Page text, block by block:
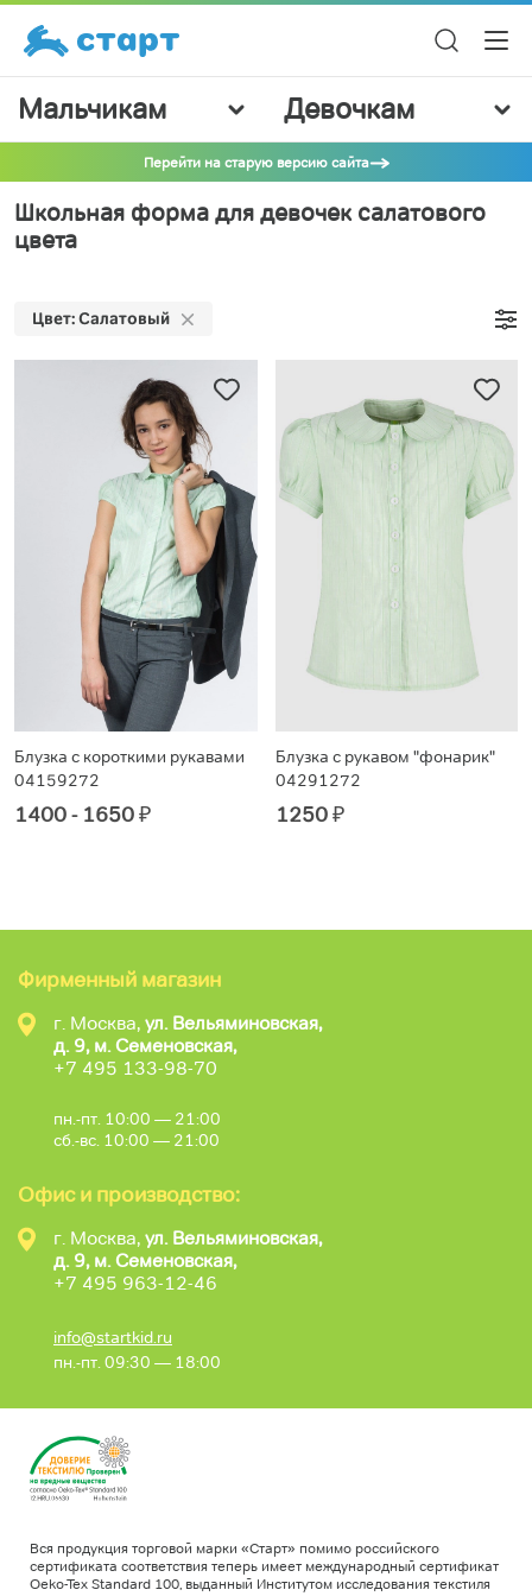
Мальчикам Девочкам
Перейти на старую версию сайта
Школьная форма для девочек салатового
цвета
Цвет: Салатовый
Блузка с короткими рукавами
04159272
1400 - 1650₽
Блузка с рукавом "фонарик"
04291272
1250₽
Фирменный магазин
г. Москва, ул. Вельяминовская,
д. 9, м. Семеновская,
+7 495 133-98-70
пн.-пт. 10:00 — 21:00
сб.-вс. 10:00 — 21:00
Офис и производство:
г. Москва, ул. Вельяминовская,
д. 9, м. Семеновская,
+7 495 963-12-46
info@startkid.ru
пн.-пт. 09:30 — 18:00
Вся продукция торговой марки «Старт» помимо российского
сертификата соответствия теперь имеет международный сертификат
Oeko-Tex Standard 100, выданный Институтом исследования текстиля